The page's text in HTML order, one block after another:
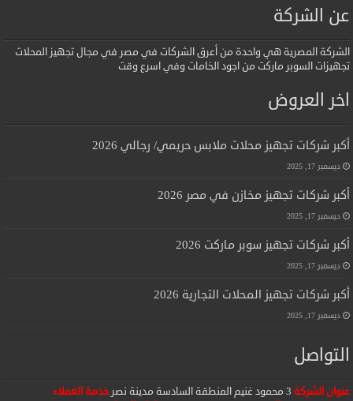
عن الشركة
الشركة المصرية هي واحدة من أعرق الشركات في مصر في مجال تجهيز المحلات
تجهيزات السوبر ماركت من اجود الخامات وفي اسرع وقت
اخر العروض
أكبر شركات تجهيز محلات ملابس حريمي/ رجالي 2026
ديسمبر 17, 2025
أكبر شركات تجهيز مخازن في مصر 2026
ديسمبر 17, 2025
أكبر شركات تجهيز سوبر ماركت 2026
ديسمبر 17, 2025
أكبر شركات تجهيز المحلات التجارية 2026
ديسمبر 17, 2025
التواصل
عنوان الشركة
خدمة العملاء